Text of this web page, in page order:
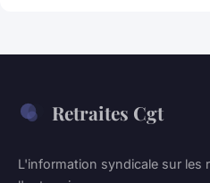
Retraites Cgt
L'information syndicale sur les